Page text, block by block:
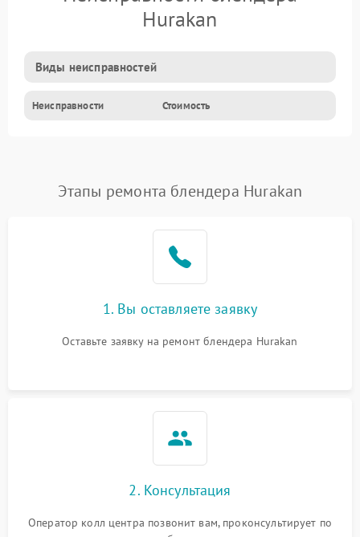
Hurakan
Виды неисправностей
Неисправности Стоимость
Этапы ремонта блендера Hurakan
1. Вы оставляете заявку
Оставьте заявку на ремонт блендера Hurakan
2. Консультация
Оператор колл центра позвонит вам, проконсультирует по